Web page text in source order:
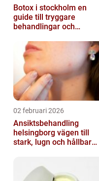
Botox i stockholm en
guide till tryggare
behandlingar och
02 februari 2026
Ansiktsbehandling
helsingborg vägen till
stark, lugn och hållbar